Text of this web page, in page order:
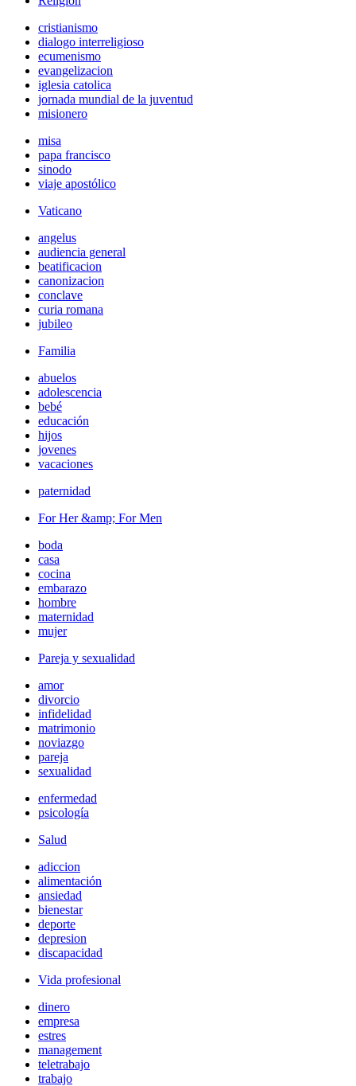
cristianismo
dialogo interreligioso
ecumenismo
evangelizacion
iglesia catolica
jornada mundial de la juventud
misionero
misa
papa francisco
sinodo
viaje apostólico
Vaticano
angelus
audiencia general
beatificacion
canonizacion
conclave
curia romana
jubileo
Familia
abuelos
adolescencia
bebé
educación
hijos
jovenes
vacaciones
paternidad
For Her &amp; For Men
boda
casa
cocina
embarazo
hombre
maternidad
mujer
Pareja y sexualidad
amor
divorcio
infidelidad
matrimonio
noviazgo
pareja
sexualidad
enfermedad
psicología
Salud
adiccion
alimentación
ansiedad
bienestar
deporte
depresion
discapacidad
Vida profesional
dinero
empresa
estres
management
teletrabajo
trabajo